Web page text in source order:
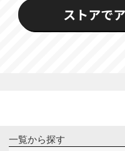
一覧から探す